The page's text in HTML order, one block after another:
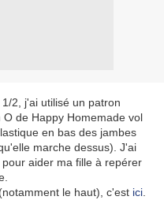
2, j'ai utilisé un patron
de Happy Homemade vol
en bas des jambes
marche dessus). J'ai
aider ma fille à repérer
le haut), c'est ici